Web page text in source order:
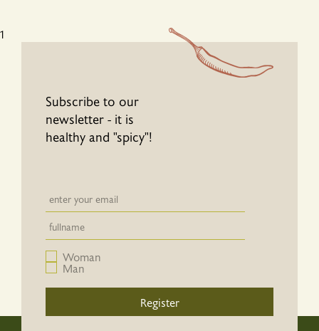
1
Subscribe to our
newsletter - it is
healthy and "spicy"!
Newsletter email input field
Newsletter email input field
Woman
Man
Register